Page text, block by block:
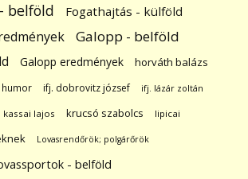
belföld Fogathajtás - külföld
Galopp - belföld
Galopp eredmények horváth balázs
humor ifj. dobrovitz józsef ifj. lázár zoltán
kassai lajos krucsó szabolcs lipicai
Lovasrendőrök; polgárőrök
- belföld